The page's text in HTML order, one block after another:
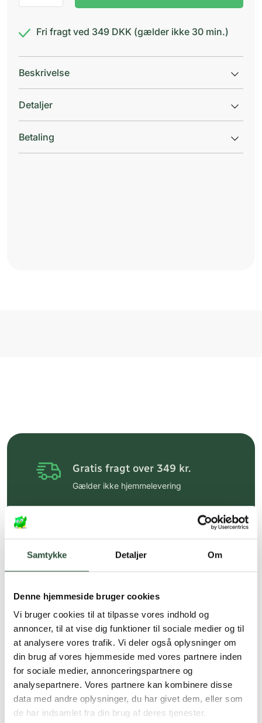
Samtykke Detaljer Om
Denne hjemmeside bruger cookies
Vi bruger cookies til at tilpasse vores indhold og
annoncer, til at vise dig funktioner til sociale medier og til
at analysere vores trafik. Vi deler også oplysninger om
din brug af vores hjemmeside med vores partnere inden
for sociale medier, annonceringspartnere og
analysepartnere. Vores partnere kan kombinere disse
data med andre oplysninger, du har givet dem, eller som
de har indsamlet fra din brug af deres tjenester.
Original
Fri fragt ved 349 DKK (gælder ikke 30 min.)
Beskrivelse
Detaljer
Betaling
Gratis fragt over 349 kr.
Gælder ikke hjemmelevering
Hurtig levering (30 min. i Kbh)
Faste lave priser*
*Gælder ikke ernæringsprodukter.
Stort udvalg af kendte
produkter
Vi tilbyder et stort udvalg af kendte
cremer, vitaminer og andre spændende
produkter – altid til fast lav pris.